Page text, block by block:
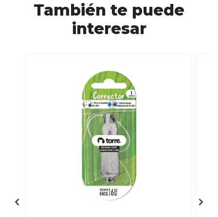
También te puede
interesar